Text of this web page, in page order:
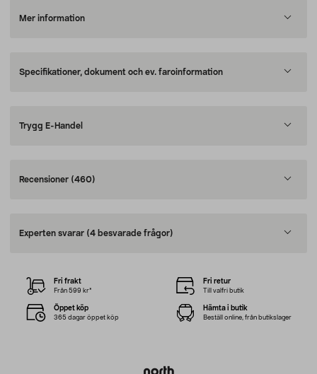
Mer information
Specifikationer, dokument och ev. faroinformation
Trygg E-Handel
Recensioner (460)
Experten svarar (4 besvarade frågor)
Fri frakt
Från 599 kr*
Fri retur
Till valfri butik
Öppet köp
365 dagar öppet köp
Hämta i butik
Beställ online, från butikslager